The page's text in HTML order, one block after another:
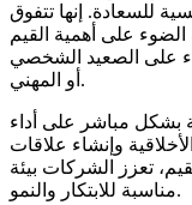
للسعادة. إنها تتفوق
على أهمية القيم
على الصعيد الشخصي
أو المهني.
بشكل مباشر على أداء
وإنشاء علاقات
تعزز الشركات بيئة
مناسبة للابتكار والنمو.